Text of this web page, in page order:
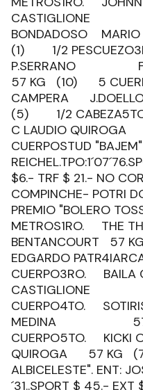
CASTIGLIONE
BONDADOSO
(1) 1/2
57 KG (10) 5
CAMPERA
(5) 1/2
C LAUDIO
CUERPOSTUD
$6.- TRF $ 21.- NO
COMPINCHE- POTRI
PREMIO "BOLERO
METROS1RO. THE
BENTANCOURT 57
EDGARDO
CUERPO3RO.
CUERPO4TO.
MEDINA 57
CUERPO5TO.
QUIROGA 57 KG
ALBICELESTE". ENT:
´31..SPORT $ 45.-